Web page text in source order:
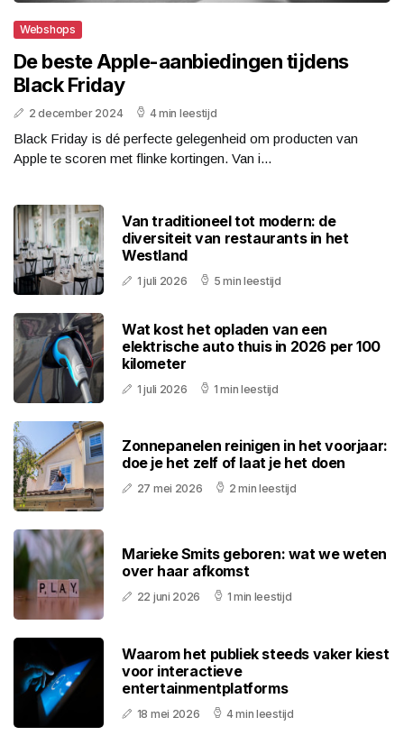
Webshops
De beste Apple-aanbiedingen tijdens
Black Friday
2 december 2024 4 min leestijd
Black Friday is dé perfecte gelegenheid om producten van
Apple te scoren met flinke kortingen. Van i...
Van traditioneel tot modern: de
diversiteit van restaurants in het
Westland
1 juli 2026 5 min leestijd
Wat kost het opladen van een
elektrische auto thuis in 2026 per 100
kilometer
1 juli 2026 1 min leestijd
Zonnepanelen reinigen in het voorjaar:
doe je het zelf of laat je het doen
27 mei 2026 2 min leestijd
Marieke Smits geboren: wat we weten
over haar afkomst
22 juni 2026 1 min leestijd
Waarom het publiek steeds vaker kiest
voor interactieve
entertainmentplatforms
18 mei 2026 4 min leestijd